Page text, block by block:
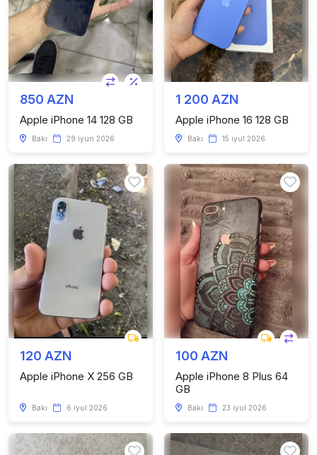
850 AZN
Apple iPhone 14 128 GB
Bakı 29 iyun 2026
1 200 AZN
Apple iPhone 16 128 GB
Bakı 15 iyul 2026
120 AZN
Apple iPhone X 256 GB
Bakı 6 iyul 2026
100 AZN
Apple iPhone 8 Plus 64
GB
Bakı 23 iyul 2026